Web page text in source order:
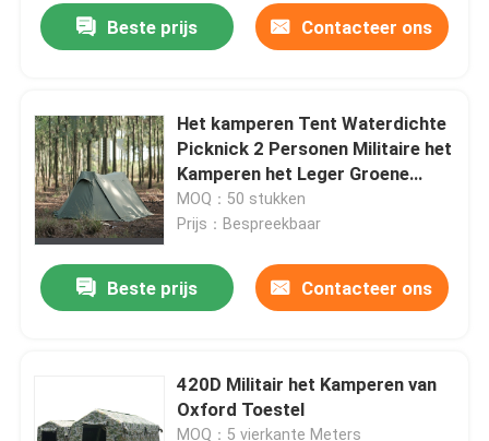
Beste prijs Contacteer ons
Het kamperen Tent Waterdichte
Picknick 2 Personen Militaire het
Kamperen het Leger Groene
Tenten van Toesteloxford
MOQ：50 stukken
Prijs：Bespreekbaar
Beste prijs Contacteer ons
420D Militair het Kamperen van
Oxford Toestel
MOQ：5 vierkante Meters